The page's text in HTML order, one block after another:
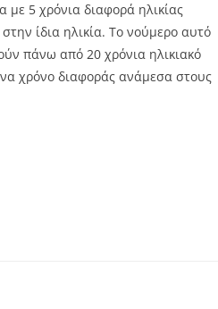
με 5 χρόνια διαφορά ηλικίας
ίδια ηλικία. Το νούμερο αυτό
πάνω από 20 χρόνια ηλικιακό
χρόνο διαφοράς ανάμεσα στους